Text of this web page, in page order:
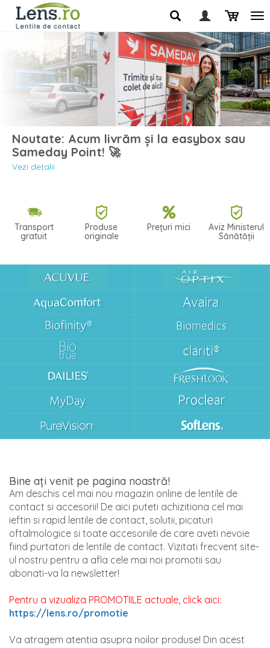
Noutate: Acum livrăm și la easybox sau
Sameday Point! 🚀
Vezi detalii
Transport
gratuit
Produse
originale
Prețuri mici
Aviz Ministerul
Sănătății
Bine ați venit pe pagina noastră!
Am deschis cel mai nou magazin online de lentile de
contact si accesorii! De aici puteti achizitiona cel mai
ieftin si rapid lentile de contact, solutii, picaturi
oftalmologice si toate accesoriile de care aveti nevoie
fiind purtatori de lentile de contact. Vizitati frecvent site-
ul nostru pentru a afla cele mai noi promotii sau
abonati-va la newsletter!
Pentru a vizualiza PROMOTIILE actuale, click aici:
https://lens.ro/promotie
Va atragem atentia asupra noilor produse! Din acest